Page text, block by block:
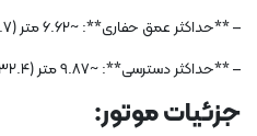
– **حداکثر عمق حفاری**: ~6.62 متر (21.7 فوت)
– **حداکثر دسترسی**: ~9.87 متر (32.4 فوت)
جزئیات موتور: